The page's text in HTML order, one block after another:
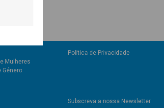
Mulheres
Género
Política de Privacidade
Subscreva a nossa Newsletter